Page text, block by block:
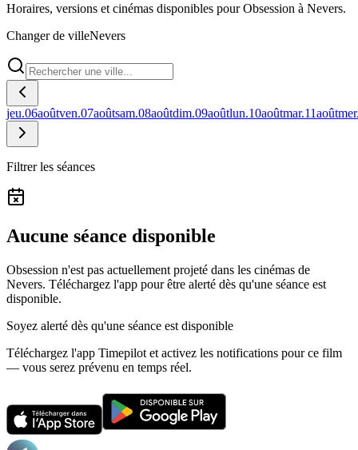
Horaires, versions et cinémas disponibles pour Obsession à Nevers.
Changer de villeNevers
jeu.06aoûtven.07aoûtsam.08aoûtdim.09aoûtlun.10aoûtmar.11août
Filtrer les séances
Aucune séance disponible
Obsession n'est pas actuellement projeté dans les cinémas de
Nevers. Téléchargez l'app pour être alerté dès qu'une séance est
disponible.
Soyez alerté dès qu'une séance est disponible
Téléchargez l'app Timepilot et activez les notifications pour ce film
— vous serez prévenu en temps réel.